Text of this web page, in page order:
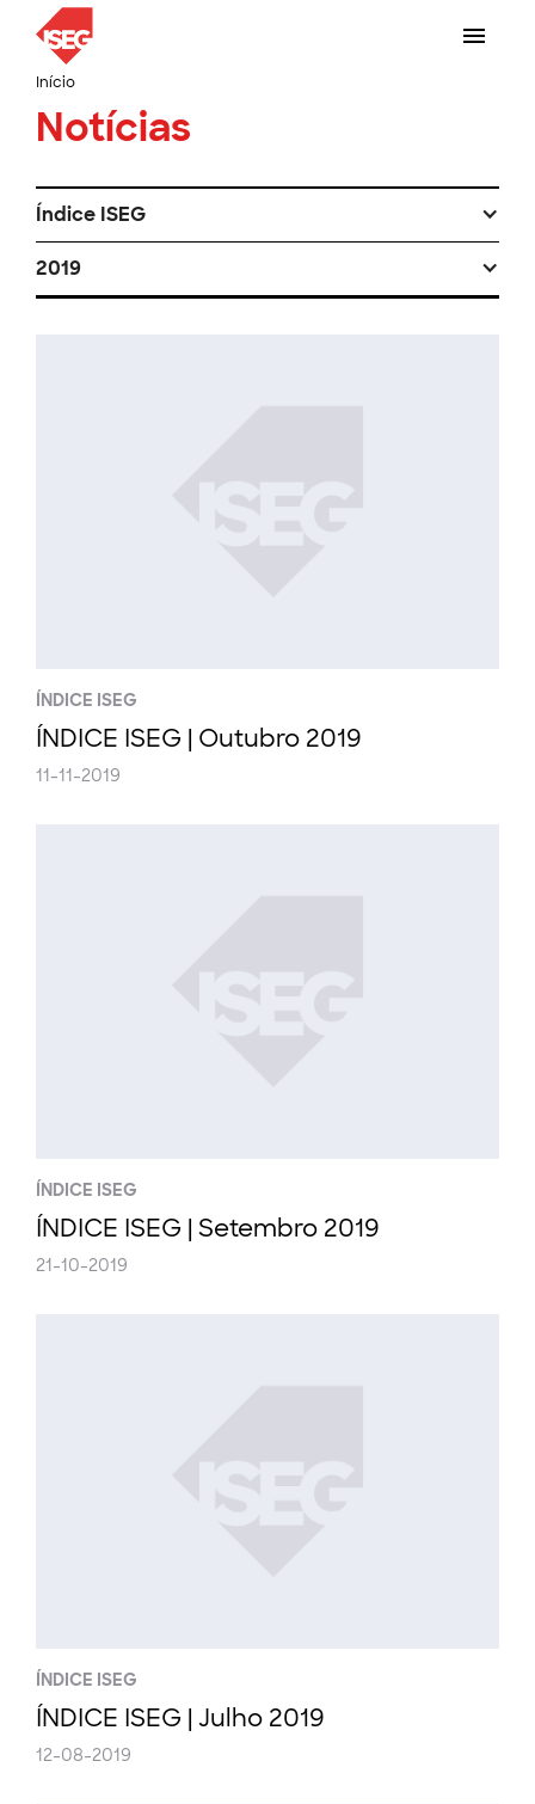
Início
Notícias
Índice ISEG
2019
ÍNDICE ISEG
ÍNDICE ISEG | Outubro 2019
11-11-2019
ÍNDICE ISEG
ÍNDICE ISEG | Setembro 2019
21-10-2019
ÍNDICE ISEG
ÍNDICE ISEG | Julho 2019
12-08-2019